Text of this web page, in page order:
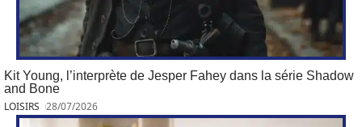
Kit Young, l’interprète de Jesper Fahey dans la série Shadow
and Bone
LOISIRS 28/07/2026